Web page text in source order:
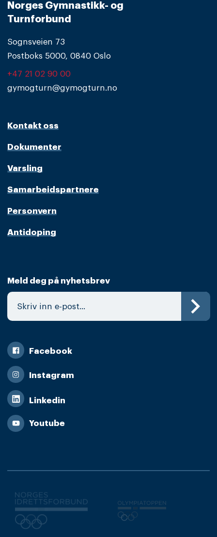
Norges Gymnastikk- og
Turnforbund
Sognsveien 73
Postboks 5000, 0840 Oslo
+47 21 02 90 00
gymogturn@gymogturn.no
Kontakt oss
Dokumenter
Varsling
Samarbeidspartnere
Personvern
Antidoping
Meld deg på nyhetsbrev
Facebook
Instagram
Linkedin
Youtube